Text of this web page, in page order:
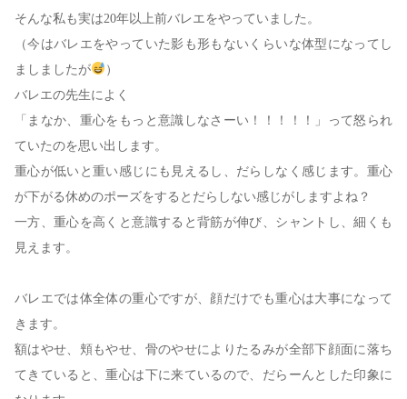
そんな私も実は20年以上前バレエをやっていました。
（今はバレエをやっていた影も形もないくらいな体型になってし
ましましたが
）
バレエの先生によく
「まなか、重心をもっと意識しなさーい！！！！！」って怒られ
ていたのを思い出します。
重心が低いと重い感じにも見えるし、だらしなく感じます。重心
が下がる休めのポーズをするとだらしない感じがしますよね？
一方、重心を高くと意識すると背筋が伸び、シャントし、細くも
見えます。
バレエでは体全体の重心ですが、顔だけでも重心は大事になって
きます。
額はやせ、頬もやせ、骨のやせによりたるみが全部下顔面に落ち
てきていると、重心は下に来ているので、だらーんとした印象に